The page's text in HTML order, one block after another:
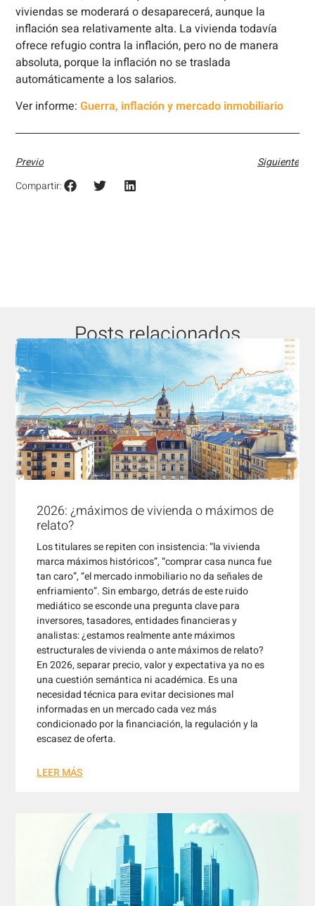
viviendas se moderará o desaparecerá, aunque la
inflación sea relativamente alta. La vivienda todavía
ofrece refugio contra la inflación, pero no de manera
absoluta, porque la inflación no se traslada
automáticamente a los salarios.
Ver informe:Guerra, inflación y mercado inmobiliario
Previo
Siguiente
Compartir:
Posts relacionados
2026: ¿máximos de vivienda o máximos de
relato?
Los titulares se repiten con insistencia: “la vivienda
marca máximos históricos”, “comprar casa nunca fue
tan caro”, “el mercado inmobiliario no da señales de
enfriamiento”. Sin embargo, detrás de este ruido
mediático se esconde una pregunta clave para
inversores, tasadores, entidades financieras y
analistas: ¿estamos realmente ante máximos
estructurales de vivienda o ante máximos de relato?
En 2026, separar precio, valor y expectativa ya no es
una cuestión semántica ni académica. Es una
necesidad técnica para evitar decisiones mal
informadas en un mercado cada vez más
condicionado por la financiación, la regulación y la
escasez de oferta.
LEER MÁS